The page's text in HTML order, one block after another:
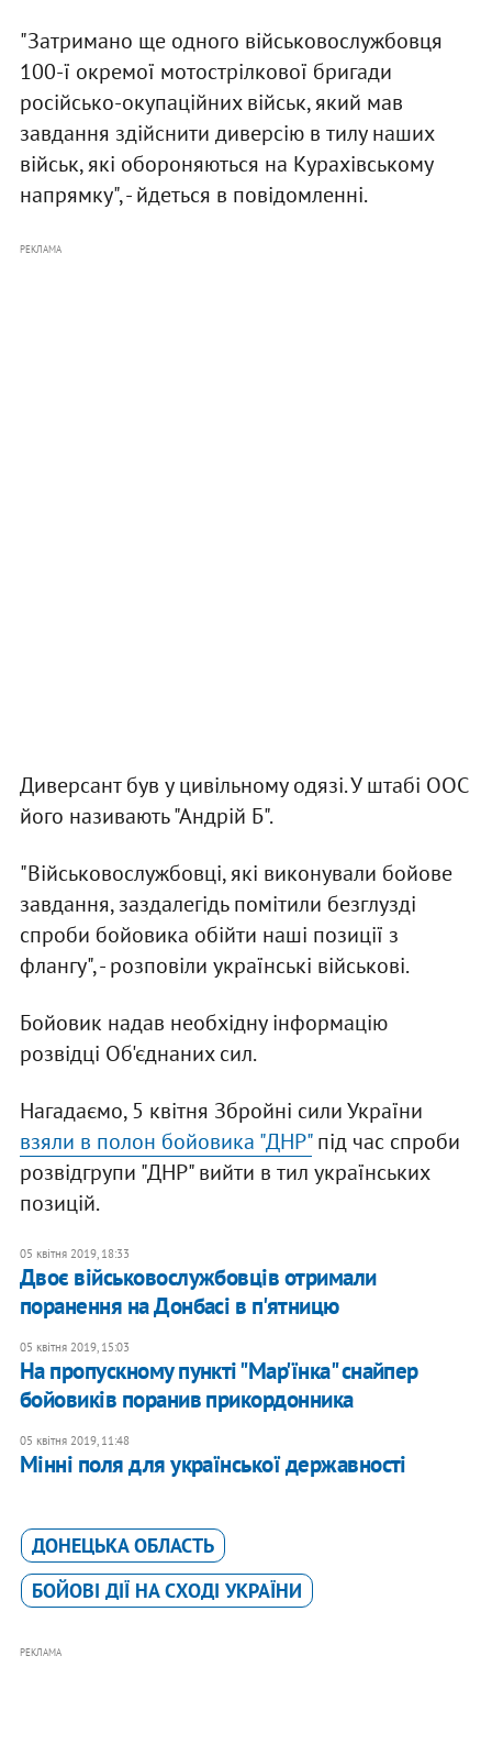
"Затримано ще одного військовослужбовця
100-ї окремої мотострілкової бригади
російсько-окупаційних військ, який мав
завдання здійснити диверсію в тилу наших
військ, які обороняються на Курахівському
напрямку", - йдеться в повідомленні.
РЕКЛАМА
Диверсант був у цивільному одязі. У штабі ООС
його називають "Андрій Б".
"Військовослужбовці, які виконували бойове
завдання, заздалегідь помітили безглузді
спроби бойовика обійти наші позиції з
флангу", - розповіли українські військові.
Бойовик надав необхідну інформацію
розвідці Об'єднаних сил.
Нагадаємо, 5 квітня Збройні сили України
взяли в полон бойовика "ДНР"під час спроби
розвідгрупи "ДНР" вийти в тил українських
позицій.
05 квітня 2019, 18:33
​Двоє військовослужбовців отримали
поранення на Донбасі в п'ятницю
05 квітня 2019, 15:03
На пропускному пункті "Мар'їнка" снайпер
бойовиків поранив прикордонника
05 квітня 2019, 11:48
Мінні поля для української державності
ДОНЕЦЬКА ОБЛАСТЬ
БОЙОВІ ДІЇ НА СХОДІ УКРАЇНИ
РЕКЛАМА